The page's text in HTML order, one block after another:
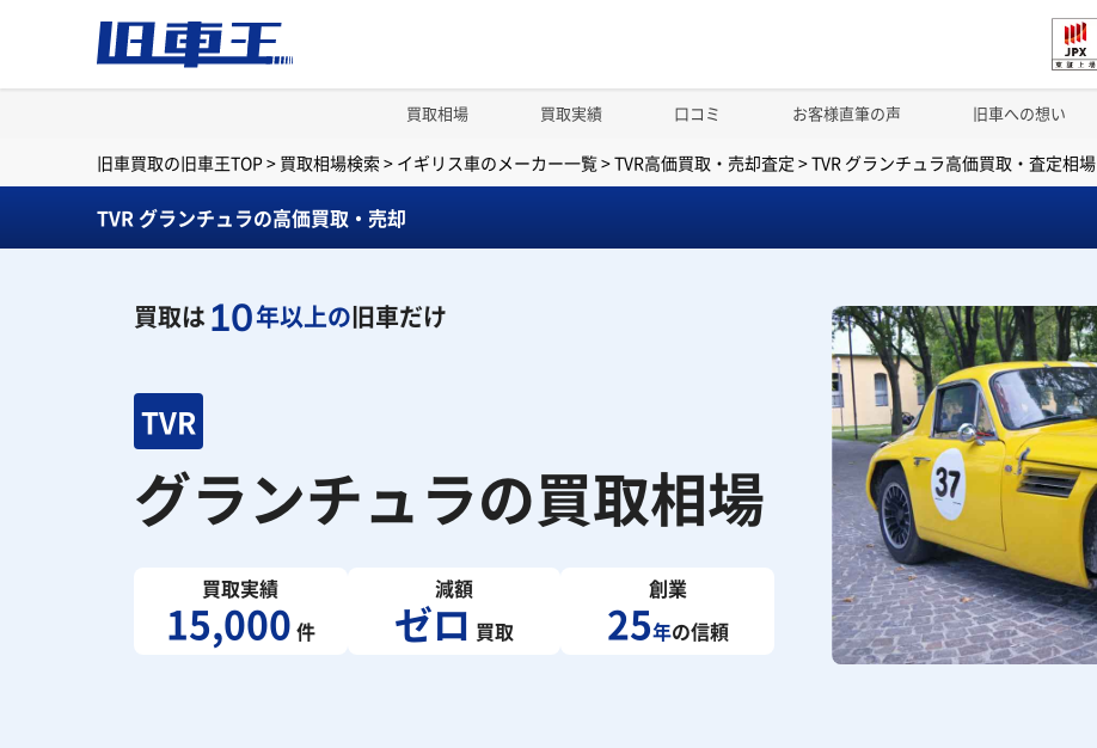
買取相場 買取実績 口コミ お客様直筆の声 旧車への想い
旧車買取の旧車王TOP > 買取相場検索 > イギリス車のメーカー一覧>TVR高価買取・売却査定 >TVR グランチュラ高価買取・査定相場
TVR グランチュラの高価買取・売却
買取は10年以上の旧車だけ
TVR
グランチュラの買取相場
買取実績
15,000 件
減額
ゼロ 買取
創業
25年の信頼